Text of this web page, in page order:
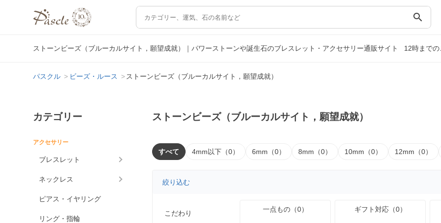
search
ストーンビーズ（ブルーカルサイト，願望成就）｜パワーストーンや誕生石のブレスレット・アクセサリー通販サイト 12時まで
パスクル ビーズ・ルース ストーンビーズ（ブルーカルサイト，願望成就）
カテゴリー
アクセサリー
ブレスレット
ネックレス
ピアス・イヤリング
リング・指輪
ストーンビーズ（ブルーカルサイト，願望成就）
すべて 4mm以下（0） 6mm（0） 8mm（0） 10mm（0） 12mm（0）
絞り込む
こだわり 一点もの（0） ギフト対応（0）